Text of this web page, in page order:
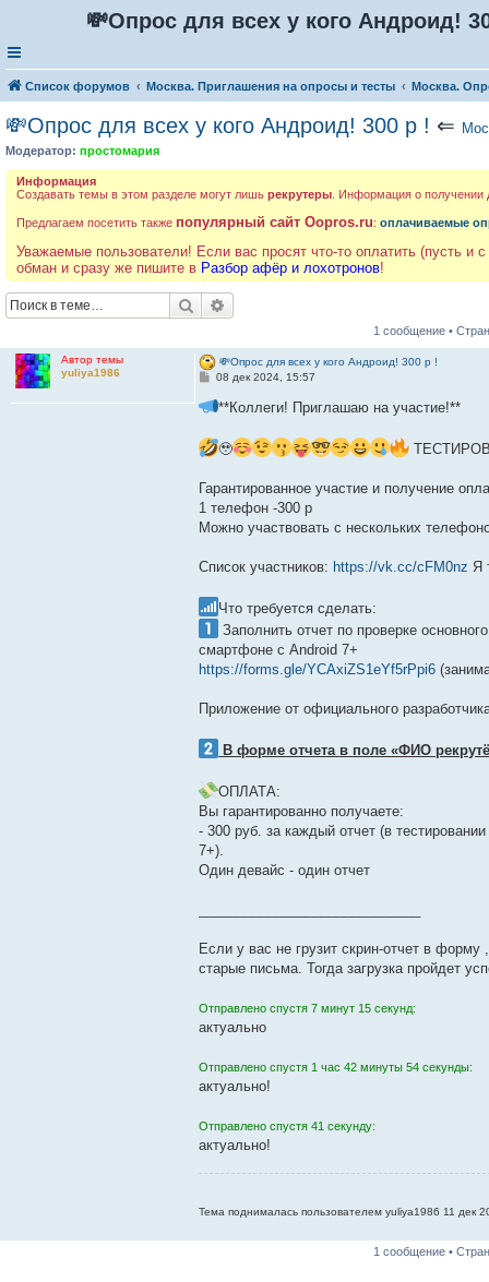
💸Опрос для всех у кого Андроид!
Список форумов Москва. Приглашения на опросы и тесты Москва.
💸Опрос для всех у кого Андроид! 300 р ! ⇐
Модератор: простомария
Информация
Создавать темы в этом разделе могут лишь рекрутеры . Информация о получении
Предлагаем посетить также популярный сайт Oopros.ru: оплачиваемые
Уважаемые пользователи! Если вас просят что-то оплатить (пусть и
обман и сразу же пишите в Разбор афёр и лохотронов!
Поиск
1 сообщение •
Автор темы
yuliya1986
💸Опрос для всех у кого Андроид! 300 р !
С
о
б
е
н
08 дек 2024, 15:57
**Коллеги! Приглашаю на участие!**
🥹
Гарантированное участие и получение
1 телефон -300 р
Можно участвовать с нескольких
Список участников: https://vk.cc/cFM0nz Я
Что требуется сделать:
Заполнить отчет по проверке
смартфоне с Android 7+
https://forms.gle/YCAxiZS1eYf5rPpi6
Приложение от официального
В форме отчета в поле «ФИО
ОПЛАТА:
Вы гарантированно получаете:
- 300 руб. за каждый отчет (в
7+).
Один девайс - один отчет
Если у вас не грузит скрин-отчет в
старые письма. Тогда загрузка пройдет
Отправлено спустя 7 минут 15 секунд:
актуально
Отправлено спустя 1 час 42 минуты 54 секунды:
актуально!
Отправлено спустя 41 секунду:
актуально!
Тема поднималась пользователем yuliya1986 11 дек
1 сообщение •